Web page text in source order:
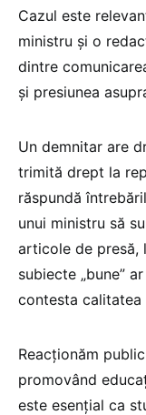
Cazul este
ministru și o
dintre
și presiunea
Un demnitar are
trimită drept la
răspundă
unui ministru să
articole de presă,
subiecte „bune”
contesta calitatea
Reacționăm
promovând
este esențial ca